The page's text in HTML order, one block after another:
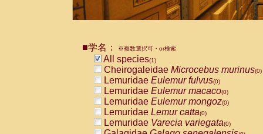
■学名： ※複数選択可・or検索
All species(1)
Cheirogaleidae Microcebus murinus(0)
Lemuridae Eulemur fulvus(0)
Lemuridae Eulemur macaco(0)
Lemuridae Eulemur mongoz(0)
Lemuridae Lemur catta(0)
Lemuridae Varecia variegata(0)